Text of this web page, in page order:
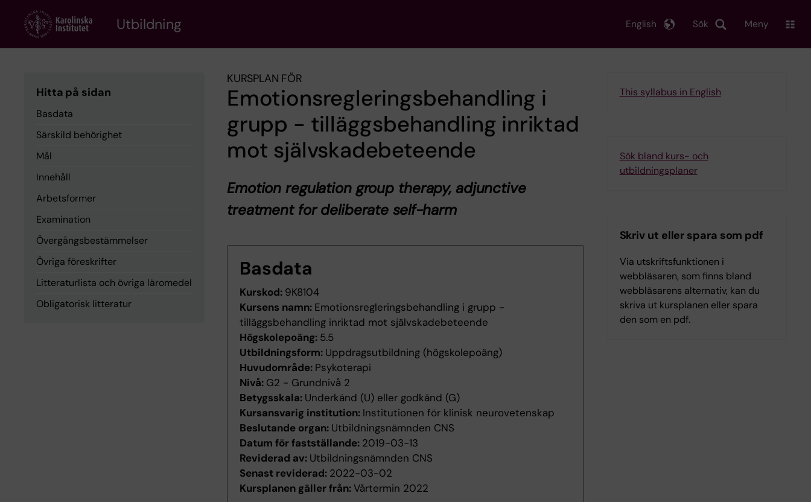
content
Utbildning Sök
English Meny
Hitta på sidan
Basdata
Särskild behörighet
Mål
Innehåll
Arbetsformer
Examination
Övergångsbestämmelser
Övriga föreskrifter
Litteraturlista och övriga läromedel
Obligatorisk litteratur
KURSPLAN FÖR
Emotionsregleringsbehandling i
grupp - tilläggsbehandling inriktad
mot självskadebeteende
Emotion regulation group therapy, adjunctive
treatment for deliberate self-harm
Basdata
Kurskod: 9K8104
Kursens namn: Emotionsregleringsbehandling i grupp -
tilläggsbehandling inriktad mot självskadebeteende
Högskolepoäng: 5.5
Utbildningsform: Uppdragsutbildning (högskolepoäng)
Huvudområde: Psykoterapi
Nivå: G2 - Grundnivå 2
Betygsskala: Underkänd (U) eller godkänd (G)
Kursansvarig institution: Institutionen för klinisk neurovetenskap
Beslutande organ: Utbildningsnämnden CNS
Datum för fastställande: 2019-03-13
Reviderad av: Utbildningsnämnden CNS
Senast reviderad: 2022-03-02
Kursplanen gäller från:Vårtermin 2022
This syllabus in English
Sök bland kurs- och
utbildningsplaner
Skriv ut eller spara som pdf
Via utskriftsfunktionen i
webbläsaren, som finns bland
webbläsarens alternativ, kan du
skriva ut kursplanen eller spara
den som en pdf.